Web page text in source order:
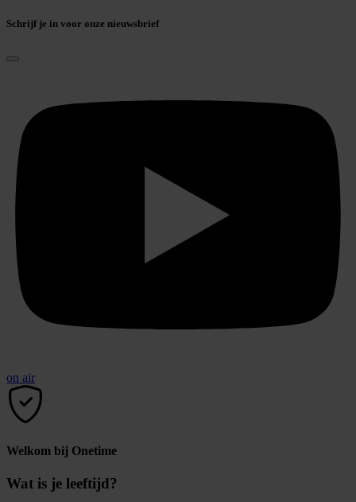
Schrijf je in voor onze nieuwsbrief
on air
Welkom bij Onetime
Wat is je leeftijd?